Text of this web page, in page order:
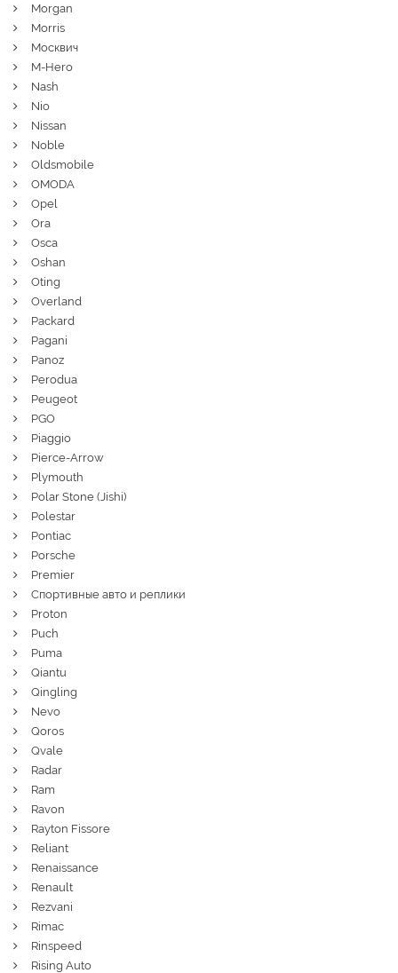
Morgan
Morris
Москвич
M-Hero
Nash
Nio
Nissan
Noble
Oldsmobile
OMODA
Opel
Ora
Osca
Oshan
Oting
Overland
Packard
Pagani
Panoz
Perodua
Peugeot
PGO
Piaggio
Pierce-Arrow
Plymouth
Polar Stone (Jishi)
Polestar
Pontiac
Porsche
Premier
Спортивные авто и реплики
Proton
Puch
Puma
Qiantu
Qingling
Nevo
Qoros
Qvale
Radar
Ram
Ravon
Rayton Fissore
Reliant
Renaissance
Renault
Rezvani
Rimac
Rinspeed
Rising Auto